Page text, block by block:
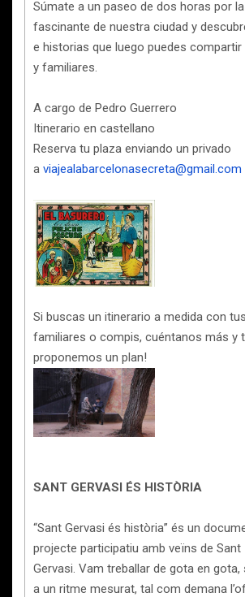
Súmate a un paseo de dos horas por
fascinante de nuestra ciudad y
e historias que luego puedes
y familiares.
A cargo de Pedro Guerrero
Itinerario en castellano
Reserva tu plaza enviando un privado
a viajealabarcelonasecreta@gmail.com
Si buscas un itinerario a medida con
familiares o compis, cuéntanos más y
proponemos un plan!
SANT GERVASI ÉS HISTÒRIA
“Sant Gervasi és història” és un
projecte participatiu amb veïns de Sant
Gervasi. Vam treballar de gota en
a un ritme mesurat, tal com demana